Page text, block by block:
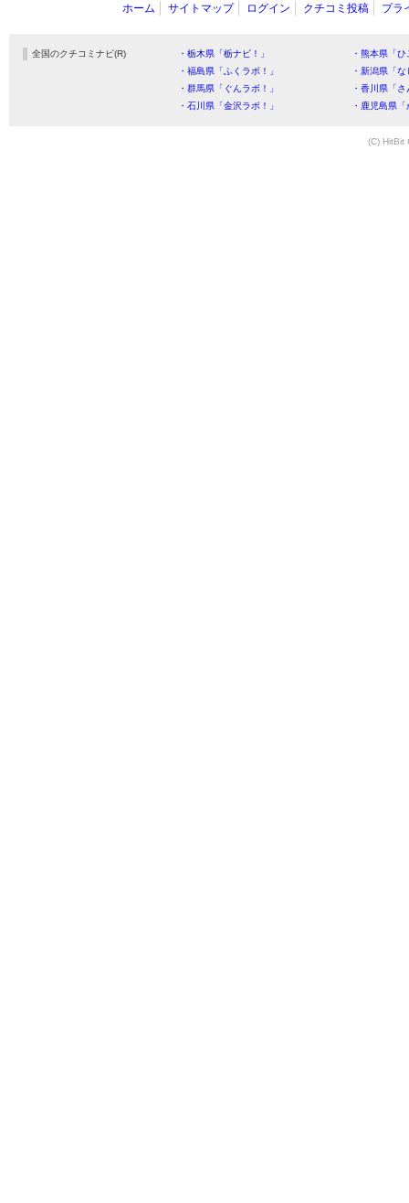
ホーム サイトマップ ログイン クチコミ投稿 プラ
全国のクチコミナビ(R) ・栃木県「栃ナビ！」
・熊本県「
・福島県「ふくラボ！」
・新潟県「
・群馬県「ぐんラボ！」
・香川県「
・石川県「金沢ラボ！」
・鹿児島県
(C) HitBit